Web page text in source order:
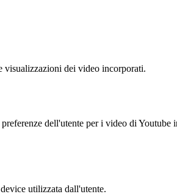
visualizzazioni dei video incorporati.
dell'utente per i video di
utilizzata dall'utente.